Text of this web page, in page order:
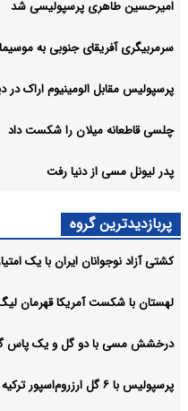
امیرحسین طاهری پرسپولیسی شد
سرمربیگری آفریقای جنوبی به
پرسپولیس مقابل الومینیوم اراک در
چلسی قاطعانه میلان را شکست داد
پدر لیونل مسی از دنیا رفت
پربازدیدترین گروه
کشتی آزاد نوجوانان ایران با یک
لهستان با شکست آمریکا قهرمان لیگ
درخشش مسی با دو گل و یک پاس گل
پرسپولیس با ۶ گل ارزروم‌اسپور ترکیه را در هم کوبید